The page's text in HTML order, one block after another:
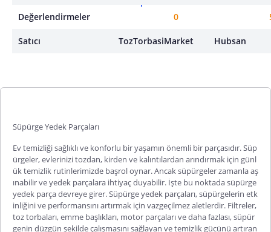
Değerlendirmeler
Satıcı
0
TozTorbasiMarket Hubsan
Süpürge Yedek Parçaları
Ev temizliği sağlıklı ve konforlu bir yaşamın önemli bir parçasıdır. Süp
ürgeler, evlerinizi tozdan, kirden ve kalıntılardan arındırmak için günl
ük temizlik rutinlerimizde başrol oynar. Ancak süpürgeler zamanla aş
ınabilir ve yedek parçalara ihtiyaç duyabilir. İşte bu noktadasüpürge
yedek parçadevreye girer. Süpürge yedek parçaları, süpürgelerin etk
inliğini ve performansını artırmak için vazgeçilmez aletlerdir. Filtreler,
toz torbaları, emme başlıkları, motor parçaları ve daha fazlası, süpür
genin düzgün şekilde çalışmasını sağlayan ve temizlik gücünü artıran